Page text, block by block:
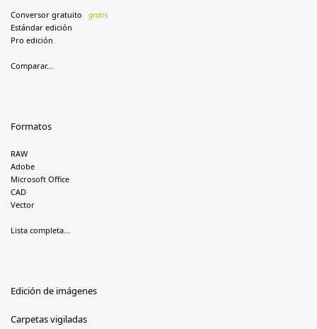
Conversor gratuito
gratis
Estándar edición
Pro edición
Comparar...
Formatos
RAW
Adobe
Microsoft Office
CAD
Vector
Lista completa...
Edición de imágenes
Carpetas vigiladas